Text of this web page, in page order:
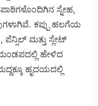
ಸ್ನೇಹ,
ಕಪ್ಪು ಹಲಗೆಯ
ಮತ್ತು ಸ್ಲೇಟ್
ಹೇಳಿದ
ಹೃದಯದಲ್ಲಿ